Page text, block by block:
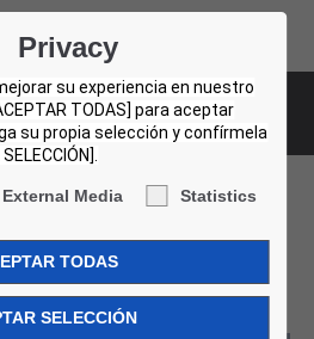
Privacy
su experiencia en nuestro
TODAS] para aceptar
su propia selección y confírmela
External Media Statistics
Details
3 Units!
004